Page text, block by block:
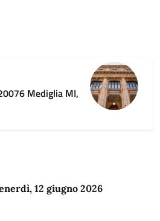
Mediglia MI,
12 giugno 2026